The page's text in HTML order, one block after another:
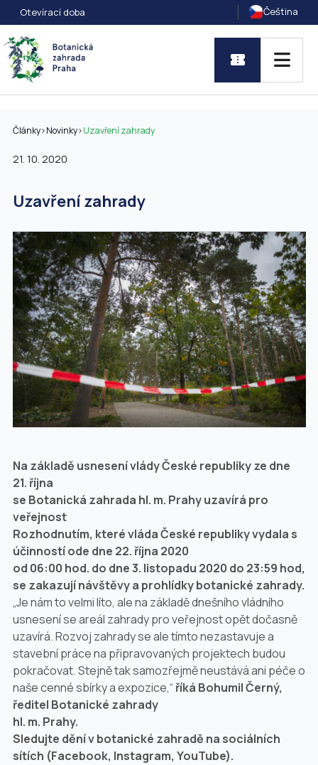
Otevírací doba Čeština
Články>Novinky>Uzavření zahrady
21. 10. 2020
Uzavření zahrady
Na základě usnesení vlády České republiky ze dne
21. října
se Botanická zahrada hl. m. Prahy uzavírá pro
veřejnost
Rozhodnutím, které vláda České republiky vydala s
účinností ode dne 22. října 2020
od 06:00 hod. do dne 3. listopadu 2020 do 23:59 hod,
se zakazují návštěvy a prohlídky botanické zahrady.
„Je nám to velmi líto, ale na základě dnešního vládního
usnesení se areál zahrady pro veřejnost opět dočasně
uzavírá. Rozvoj zahrady se ale tímto nezastavuje a
stavební práce na připravovaných projektech budou
pokračovat. Stejně tak samozřejmě neustává ani péče o
naše cenné sbírky a expozice,“ říká Bohumil Černý,
ředitel Botanické zahrady
hl. m. Prahy.
Sledujte dění v botanické zahradě na sociálních
sítích (Facebook, Instagram, YouTube).